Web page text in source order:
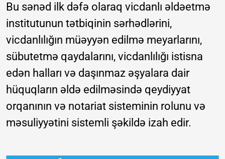
Bu sənəd ilk dəfə olaraq vicdanlı əldəetmə
institutunun tətbiqinin sərhədlərini,
vicdanlılığın müəyyən edilmə meyarlarını,
sübutetmə qaydalarını, vicdanlılığı istisna
edən halları və daşınmaz əşyalara dair
hüquqların əldə edilməsində qeydiyyat
orqanının və notariat sisteminin rolunu və
məsuliyyətini sistemli şəkildə izah edir.